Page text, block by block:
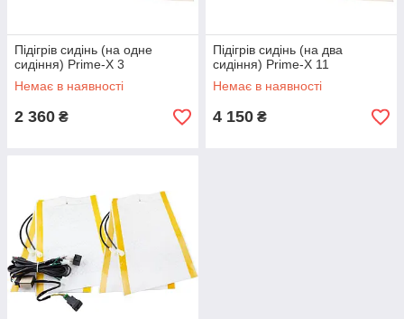
Підігрів сидінь (на одне
сидіння) Prime-X 3
Немає в наявності
2 360 ₴
Підігрів сидінь (на два
сидіння) Prime-X 11
Немає в наявності
4 150 ₴